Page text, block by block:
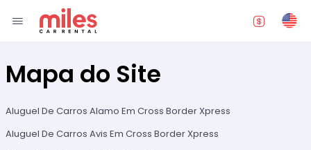
Mapa do Site
Aluguel De Carros Alamo Em Cross Border Xpress
Aluguel De Carros Avis Em Cross Border Xpress